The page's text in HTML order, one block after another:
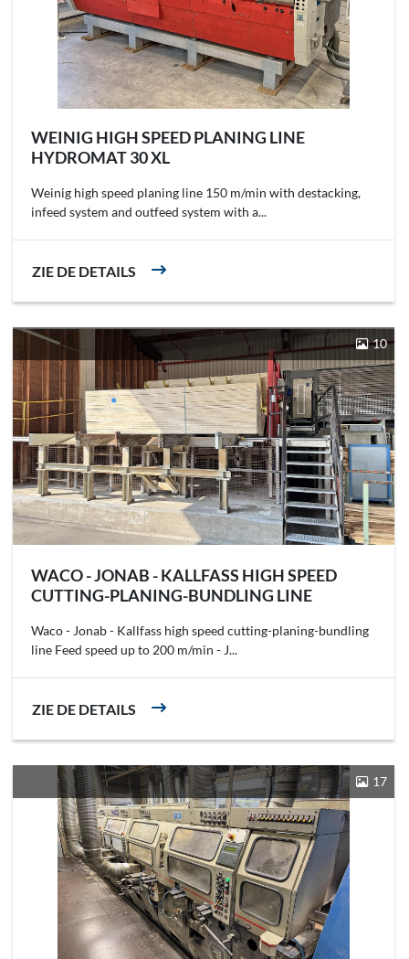
WEINIG HIGH SPEED PLANING LINE
HYDROMAT 30 XL
Weinig high speed planing line 150 m/min with destacking,
infeed system and outfeed system with a...
ZIE DE DETAILS
10
WACO - JONAB - KALLFASS HIGH SPEED
CUTTING-PLANING-BUNDLING LINE
Waco - Jonab - Kallfass high speed cutting-planing-bundling
line Feed speed up to 200 m/min - J...
ZIE DE DETAILS
17